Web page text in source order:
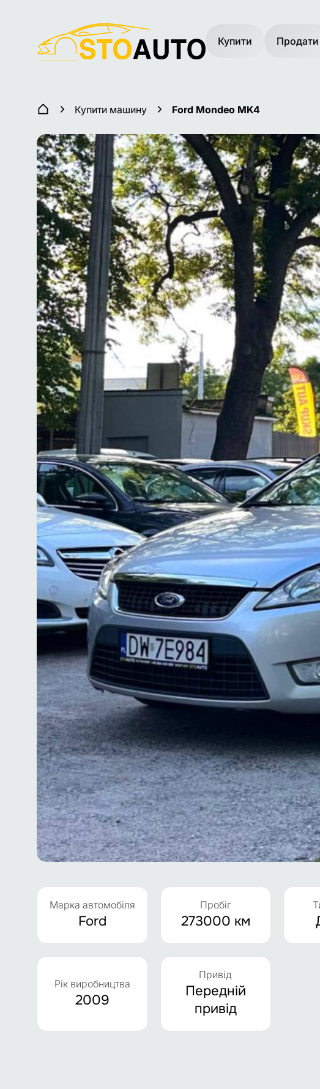
Купити Продати
Купити машину Ford Mondeo MK4
Марка автомобіля
Ford
Пробіг
273000 км
Рік виробництва
2009
Привід
Передній
привід